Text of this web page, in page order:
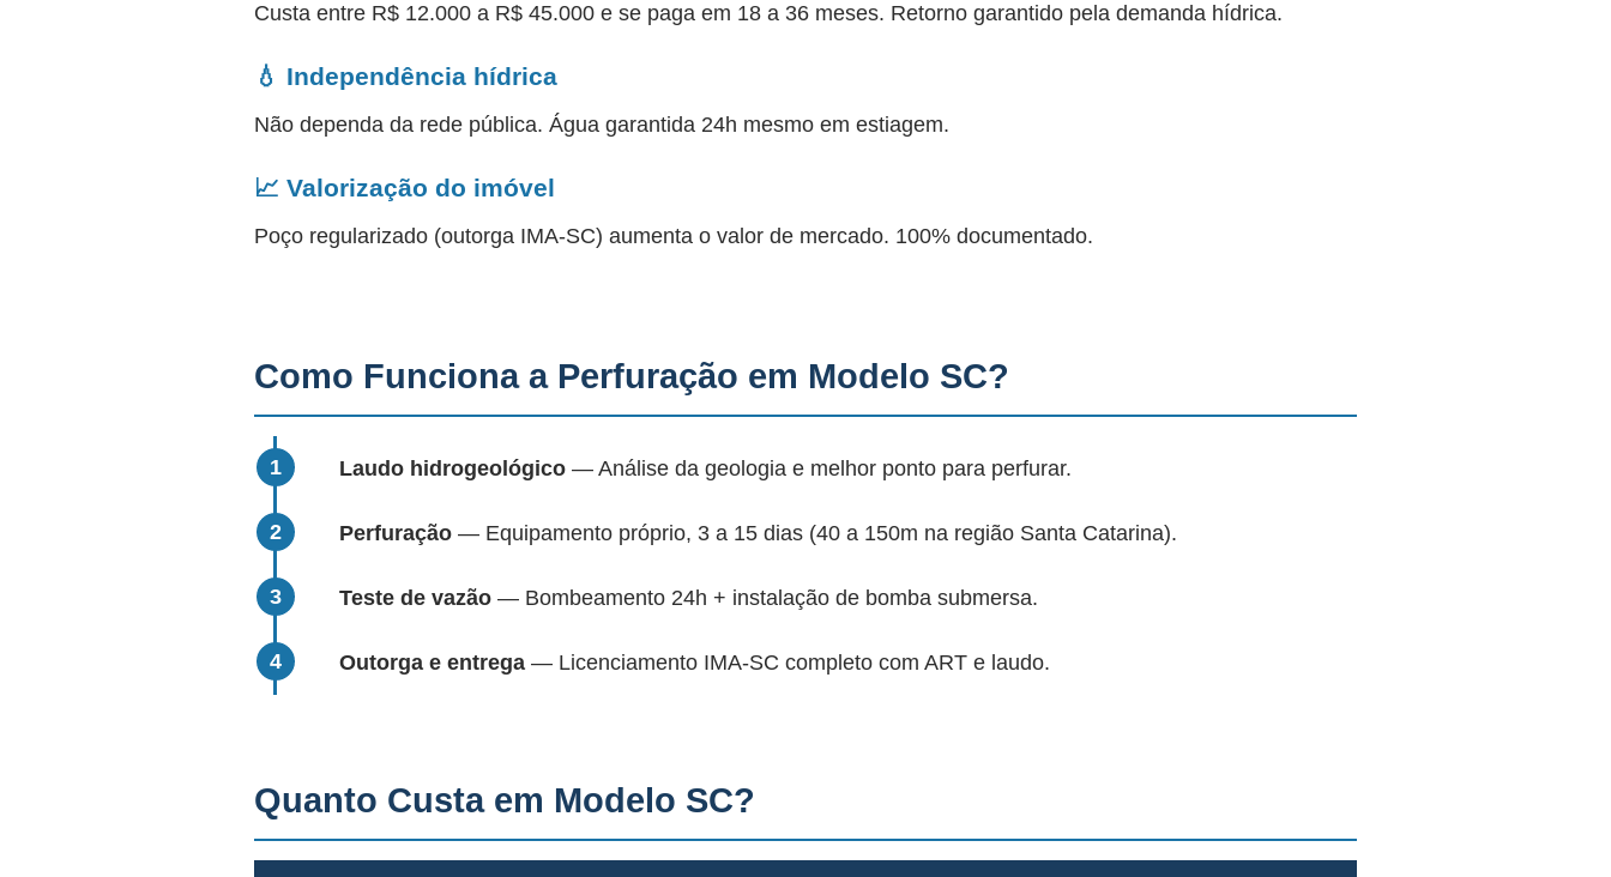
Custa entre R$ 12.000 a R$ 45.000 e se paga em 18 a 36 meses. Retorno garantido pela demanda hídrica.
💧 Independência hídrica
Não dependa da rede pública. Água garantida 24h mesmo em estiagem.
📈 Valorização do imóvel
Poço regularizado (outorga IMA-SC) aumenta o valor de mercado. 100% documentado.
Como Funciona a Perfuração em Modelo SC?
Laudo hidrogeológico — Análise da geologia e melhor ponto para perfurar.
Perfuração — Equipamento próprio, 3 a 15 dias (40 a 150m na região Santa Catarina).
Teste de vazão — Bombeamento 24h + instalação de bomba submersa.
Outorga e entrega — Licenciamento IMA-SC completo com ART e laudo.
Quanto Custa em Modelo SC?